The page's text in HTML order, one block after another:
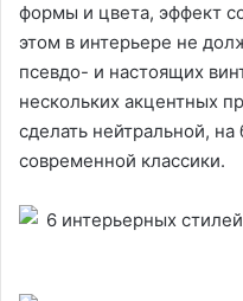
формы и цвета, эффект
этом в интерьере не
псевдо- и настоящих
нескольких акцентных
сделать нейтральной,
современной классики.